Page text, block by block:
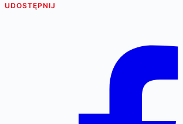
UDOSTĘPNIJ